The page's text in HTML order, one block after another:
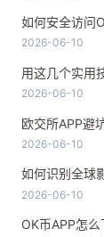
如何安全访问
2026-06-10
用这几个实用
2026-06-10
欧交所APP避
2026-06-10
如何识别全球
2026-06-10
OK币APP怎